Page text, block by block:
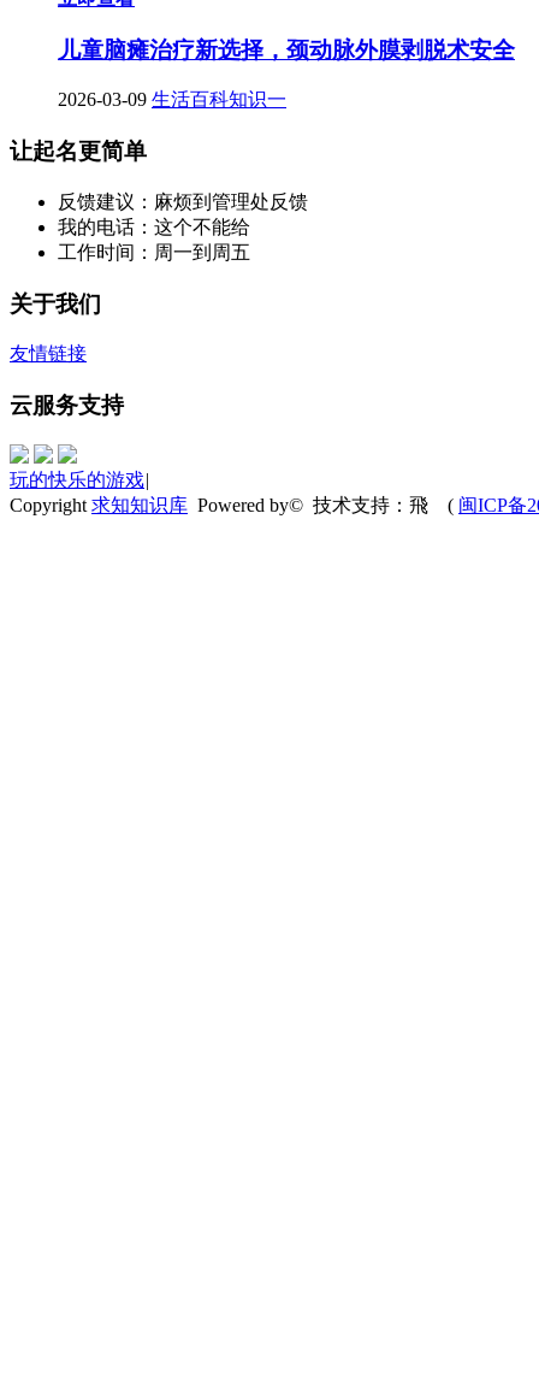
儿童脑瘫治疗新选择，颈动脉外膜剥脱术安全
2026-03-09 生活百科知识一
让起名更简单
反馈建议：麻烦到管理处反馈
我的电话：这个不能给
工作时间：周一到周五
关于我们
友情链接
云服务支持
玩的快乐的游戏|
Copyright 求知知识库 Powered by© 技术支持：飛 ( 闽ICP备